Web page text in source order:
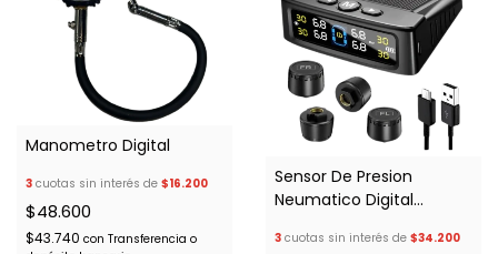
Manometro Digital
3 cuotas sin interés de $16.200
$48.600
$43.740 con Transferencia o
Sensor De Presion
Neumatico Digital
3 cuotas sin interés de $34.200